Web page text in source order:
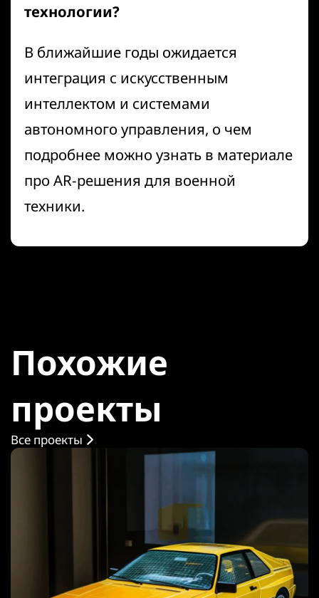
технологии?
В ближайшие годы ожидается
интеграция с искусственным
интеллектом и системами
автономного управления, о чем
подробнее можно узнать в материале
проAR-решения для военной
техники.
Похожие
проекты
Все проекты